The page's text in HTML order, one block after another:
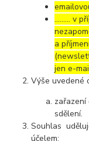
……… v
a
jen e-
Výše uvedené
sdělení.
Souhlas
účelem: